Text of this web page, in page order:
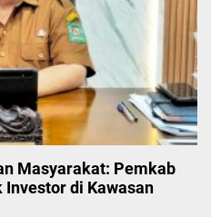
Masyarakat: Pemkab
di Kawasan